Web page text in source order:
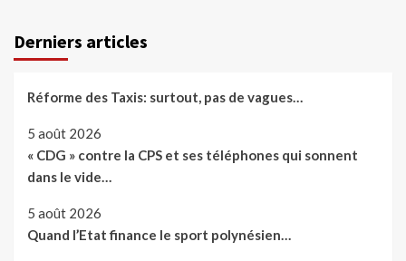
Derniers articles
Réforme des Taxis: surtout, pas de vagues…
5 août 2026
« CDG » contre la CPS et ses téléphones qui sonnent
dans le vide…
5 août 2026
Quand l’Etat finance le sport polynésien…